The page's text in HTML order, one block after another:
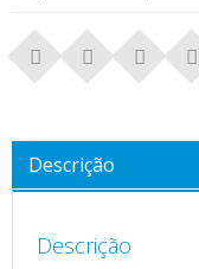
Descrição
Descrição